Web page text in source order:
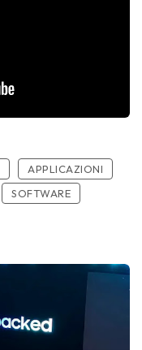
APPLICAZIONI
SOFTWARE